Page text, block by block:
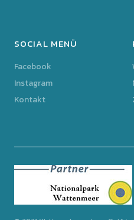
SOCIAL MENÜ
Facebook
Instagram
Kontakt